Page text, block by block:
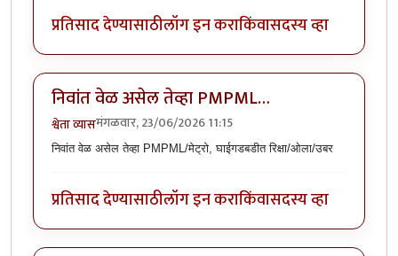
प्रतिसाद देण्यासाठीलॉग इन कराकिंवासदस्य व्हा
निवांत वेळ असेल तेव्हा PMPML…
श्वेता व्यासमंगळवार, 23/06/2026 11:15
निवांत वेळ असेल तेव्हा PMPML/मेट्रो, घाईगडबडीत रिक्षा/ओला/उबर
प्रतिसाद देण्यासाठीलॉग इन कराकिंवासदस्य व्हा